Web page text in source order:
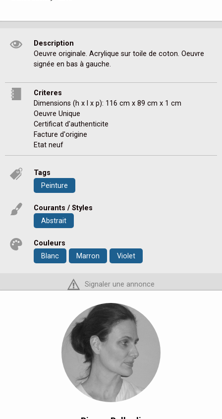
Description
Oeuvre originale. Acrylique sur toile de coton. Oeuvre
signée en bas à gauche.
Criteres
Dimensions (h x l x p): 116 cm x 89 cm x 1 cm
Oeuvre Unique
Certificat d'authenticite
Facture d'origine
Etat neuf
Tags
Peinture
Courants / Styles
Abstrait
Couleurs
Blanc
Marron Violet
Signaler une annonce